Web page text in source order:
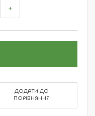
+
ДОДАТИ ДО
ПОРІВНЯННЯ